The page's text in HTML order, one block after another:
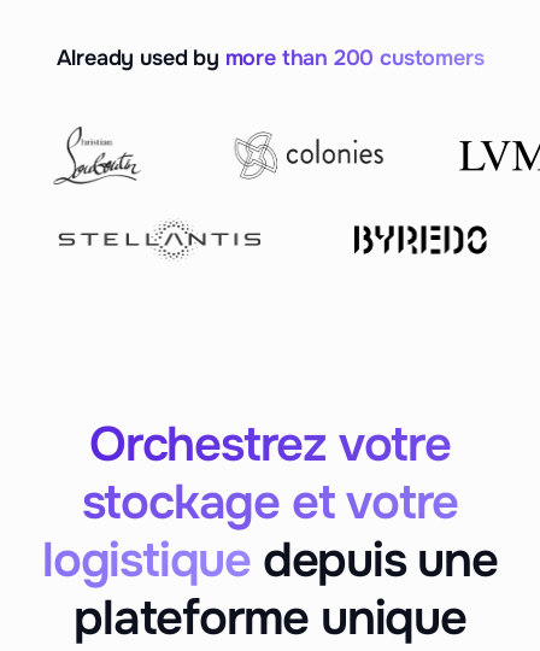
Already used by more than 200 customers
Orchestrez votre
stockage et votre
logistique depuis une
plateforme unique